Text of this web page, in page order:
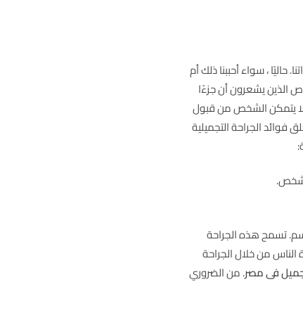
، سواء أحببنا ذلك أم
الذين يشعرون أن جزءًا
يتمكن الشخص من قبول
فوائد الجراحة التجميلية
تسمح هذه الجراحة
من خلال الجراحة
فى مصر. من الضروري